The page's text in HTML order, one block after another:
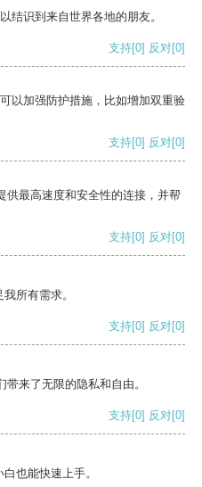
结识到来自世界各地的朋友。
支持[0] 反对[0]
以加强防护措施，比如增加双重验
支持[0] 反对[0]
供最高速度和安全性的连接，并帮
支持[0] 反对[0]
所有需求。
支持[0] 反对[0]
来了无限的隐私和自由。
支持[0] 反对[0]
也能快速上手。